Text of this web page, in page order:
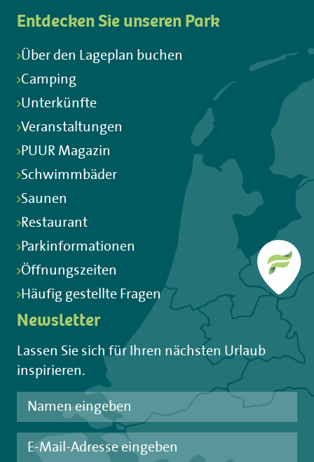
Entdecken Sie unseren Park
Über den Lageplan buchen
Camping
Unterkünfte
Veranstaltungen
PUUR Magazin
Schwimmbäder
Saunen
Restaurant
Parkinformationen
Öffnungszeiten
Häufig gestellte Fragen
Newsletter
Lassen Sie sich für Ihren nächsten Urlaub
inspirieren.